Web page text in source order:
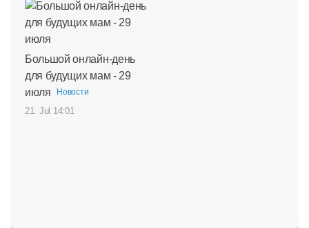
Большой онлайн-день
для будущих мам - 29
июля
Новости
21. Jul 14:01